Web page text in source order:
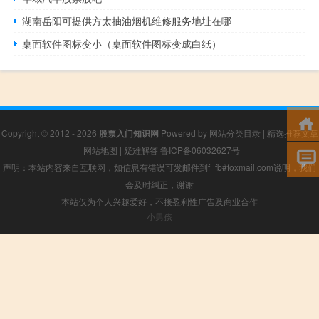
湖南岳阳可提供方太抽油烟机维修服务地址在哪
桌面软件图标变小（桌面软件图标变成白纸）
Copyright © 2012 - 2026 股票入门知识网 Powered by 网站分类目录 | 精选推荐文章
| 网站地图 | 疑难解答 鲁ICP备06032627号
声明：本站内容来自互联网，如信息有错误可发邮件到f_fb#foxmail.com说明，我们
会及时纠正，谢谢
本站仅为个人兴趣爱好，不接盈利性广告及商业合作
小男孩